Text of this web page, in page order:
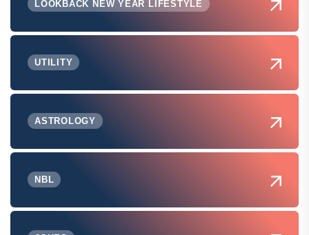
LOOKBACK NEW YEAR LIFESTYLE
UTILITY
ASTROLOGY
NBL